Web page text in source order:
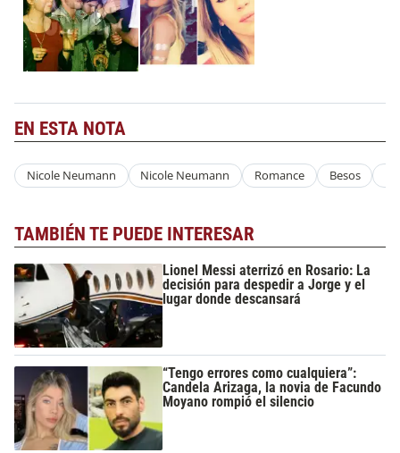
EN ESTA NOTA
Nicole Neumann Nicole Neumann Romance Besos
TAMBIÉN TE PUEDE INTERESAR
Lionel Messi aterrizó en Rosario: La
decisión para despedir a Jorge y el
lugar donde descansará
“Tengo errores como cualquiera”:
Candela Arizaga, la novia de Facundo
Moyano rompió el silencio